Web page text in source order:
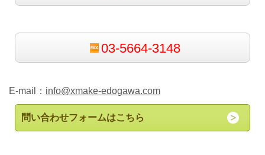
03-5664-3148
E-mail： info@xmake-edogawa.com
問い合わせフォームはこちら